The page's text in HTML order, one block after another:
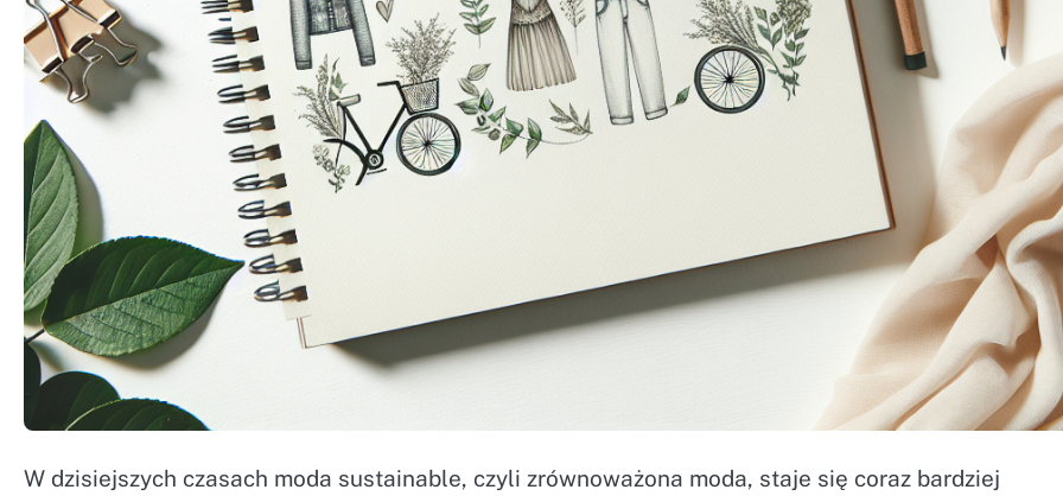
W dzisiejszych czasach moda sustainable, czyli zrównoważona moda, staje się coraz bardziej